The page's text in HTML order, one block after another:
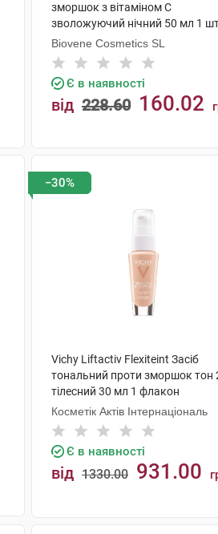
зморшок з вітаміном С
зволожуючий нічний 50 мл 1
Biovene Cosmetics SL
Є в наявності
від 228.60 160.02
−30%
Vichy Liftactiv Flexiteint Засіб
тональний проти зморшок тон
тілесний 30 мл 1 флакон
Косметік Актів Інтернаціональ
Є в наявності
від 1330.00 931.00